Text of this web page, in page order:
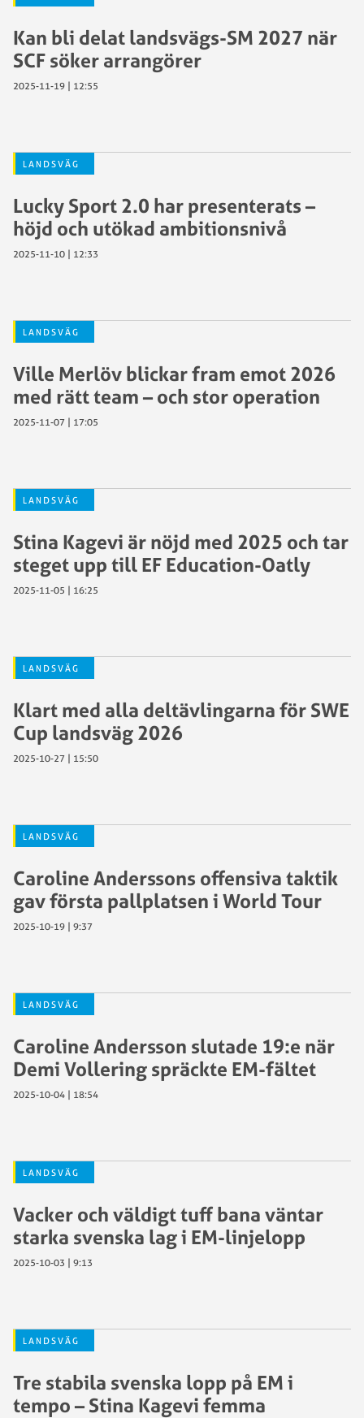
Kan bli delat landsvägs-SM 2027 när
SCF söker arrangörer
2025-11-19 | 12:55
LANDSVÄG
Lucky Sport 2.0 har presenterats –
höjd och utökad ambitionsnivå
2025-11-10 | 12:33
LANDSVÄG
Ville Merlöv blickar fram emot 2026
med rätt team – och stor operation
2025-11-07 | 17:05
LANDSVÄG
Stina Kagevi är nöjd med 2025 och tar
steget upp till EF Education-Oatly
2025-11-05 | 16:25
LANDSVÄG
Klart med alla deltävlingarna för SWE
Cup landsväg 2026
2025-10-27 | 15:50
LANDSVÄG
Caroline Anderssons offensiva taktik
gav första pallplatsen i World Tour
2025-10-19 | 9:37
LANDSVÄG
Caroline Andersson slutade 19:e när
Demi Vollering spräckte EM-fältet
2025-10-04 | 18:54
LANDSVÄG
Vacker och väldigt tuff bana väntar
starka svenska lag i EM-linjelopp
2025-10-03 | 9:13
LANDSVÄG
Tre stabila svenska lopp på EM i
tempo – Stina Kagevi femma